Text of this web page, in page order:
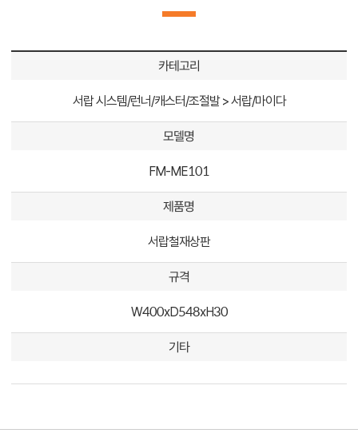
카테고리
서랍 시스템/런너/캐스터/조절발 > 서랍/마이다
모델명
FM-ME101
제품명
서랍철재상판
규격
W400xD548xH30
기타